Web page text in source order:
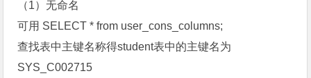
（1）无命名
可用 SELECT * from user_cons_columns;
查找表中主键名称得student表中的主键名为
SYS_C002715